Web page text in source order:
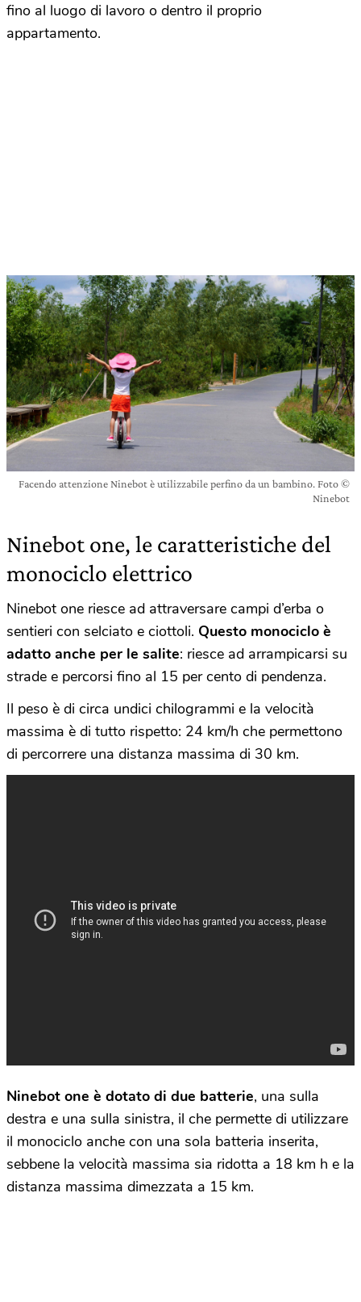
fino al luogo di lavoro o dentro il proprio
appartamento.
Facendo attenzione Ninebot è utilizzabile perfino da un bambino. Foto ©
Ninebot
Ninebot one, le caratteristiche del
monociclo elettrico
Ninebot one riesce ad attraversare campi d’erba o
sentieri con selciato e ciottoli. Questo monociclo è
adatto anche per le salite: riesce ad arrampicarsi su
strade e percorsi fino al 15 per cento di pendenza.
Il peso è di circa undici chilogrammi e la velocità
massima è di tutto rispetto: 24 km/h che permettono
di percorrere una distanza massima di 30 km.
Ninebot one è dotato di due batterie, una sulla
destra e una sulla sinistra, il che permette di utilizzare
il monociclo anche con una sola batteria inserita,
sebbene la velocità massima sia ridotta a 18 km h e la
distanza massima dimezzata a 15 km.